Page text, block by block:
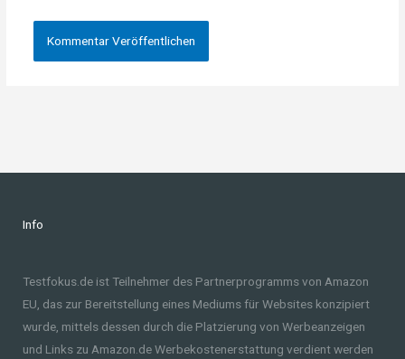
Info
Testfokus.de ist Teilnehmer des Partnerprogramms von Amazon
EU, das zur Bereitstellung eines Mediums für Websites konzipiert
wurde, mittels dessen durch die Platzierung von Werbeanzeigen
und Links zu Amazon.de Werbekostenerstattung verdient werden